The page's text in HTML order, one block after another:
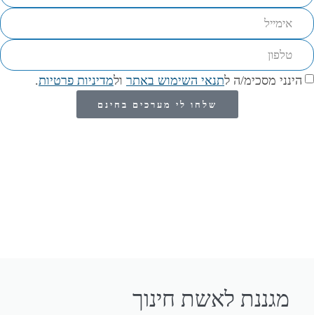
הינני מסכימ/ה לתנאי השימוש באתר ולמדיניות פרטיות.
שלחו לי מערכים בחינם
מגננת לאשת חינוך